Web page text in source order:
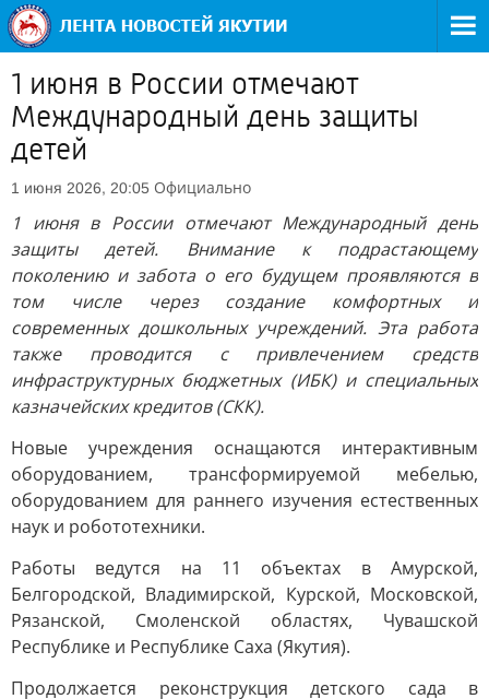
1 июня в России отмечают
Международный день защиты
детей
1 июня 2026, 20:05 Официально
1 июня в России отмечают Международный день
защиты детей. Внимание к подрастающему
поколению и забота о его будущем проявляются в
том числе через создание комфортных и
современных дошкольных учреждений. Эта работа
также проводится с привлечением средств
инфраструктурных бюджетных (ИБК) и специальных
казначейских кредитов (СКК).
Новые учреждения оснащаются интерактивным
оборудованием, трансформируемой мебелью,
оборудованием для раннего изучения естественных
наук и робототехники.
Работы ведутся на 11 объектах в Амурской,
Белгородской, Владимирской, Курской, Московской,
Рязанской, Смоленской областях, Чувашской
Республике и Республике Саха (Якутия).
Продолжается реконструкция детского сада в